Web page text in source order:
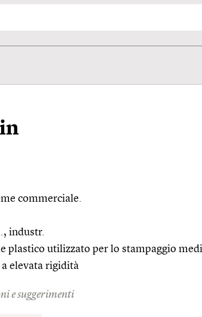
commerciale.
industr.
plastico utilizzato per lo stampaggio
elevata rigidità
e suggerimenti